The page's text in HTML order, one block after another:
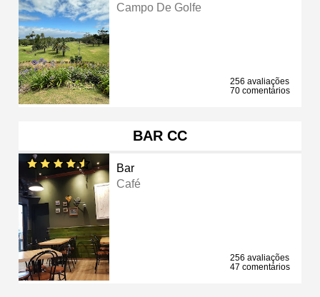
Campo De Golfe
256 avaliações
70 comentários
BAR CC
Bar
Café
256 avaliações
47 comentários